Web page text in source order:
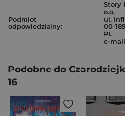
Podmiot
odpowiedzialny:
Story
o.o.
ul.
00-
PL
e-
Podobne do
16